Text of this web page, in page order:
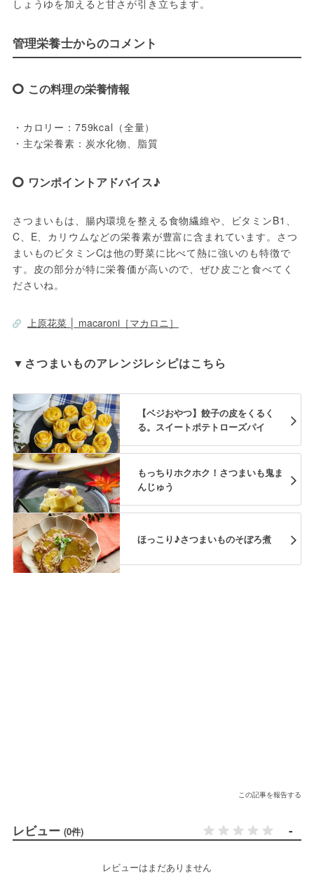
管理栄養士からのコメント
この料理の栄養情報
・カロリー：759kcal（全量）
・主な栄養素：炭水化物、脂質
ワンポイントアドバイス♪
さつまいもは、腸内環境を整える食物繊維や、ビタミンB1、
C、E、カリウムなどの栄養素が豊富に含まれています。さつ
まいものビタミンCは他の野菜に比べて熱に強いのも特徴で
す。皮の部分が特に栄養価が高いので、ぜひ皮ごと食べてく
上原花菜 │ macaroni［マカロニ］
▼さつまいものアレンジレシピはこちら
【ベジおやつ】餃子の皮をくるく
る。スイートポテトローズパイ
もっちりホクホク！さつまいも鬼ま
んじゅう
ほっこり♪さつまいものそぼろ煮
この記事を報告する
レビュー (0件) -
レビューはまだありません